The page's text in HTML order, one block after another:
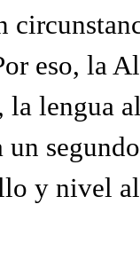
eso, la
la lengua
un
y nivel